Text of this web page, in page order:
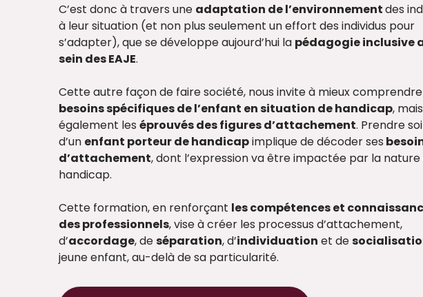
C’est donc à travers une adaptation de l’environnementdes
à leur situation (et non plus seulement un effort des individus pour
s’adapter), que se développe aujourd’hui la pédagogie inclusive
sein des EAJE.
Cette autre façon de faire société, nous invite à mieux
besoins spécifiques de l’enfant en situation de handicap, mais
également leséprouvés des figures d’attachement. Prendre
d’un enfant porteur de handicapimplique de décoder ses
d’attachement, dont l’expression va être impactée par la nature
handicap.
Cette formation, en renforçant les compétences et
des professionnels, vise à créer les processus d’attachement,
d’accordage, deséparation, d’individuation et de
jeune enfant, au-delà de sa particularité.